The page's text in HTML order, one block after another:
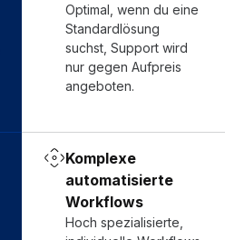
Optimal, wenn du eine
Standardlösung
suchst, Support wird
nur gegen Aufpreis
angeboten.
Komplexe
automatisierte
Workflows
Hoch spezialisierte,